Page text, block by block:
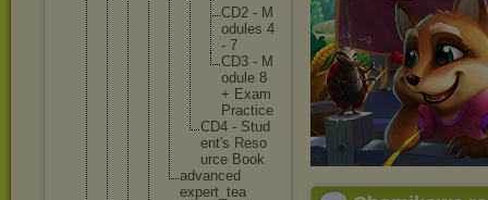
CD2 - M
od u es 4
- 7
CD3 - M
od u e 8
+ Exam
Practice
CD4 - Stud
ent's Reso
urce Book
advanced
expert_tea